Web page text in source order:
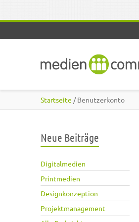
Startseite / Benutzerkonto
Neue Beiträge
Digitalmedien
Printmedien
Designkonzeption
Projektmanagement